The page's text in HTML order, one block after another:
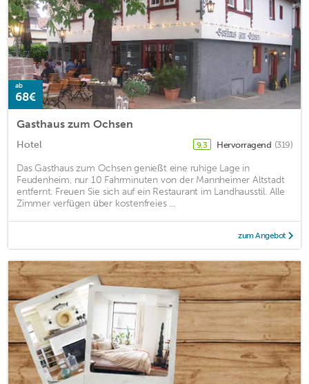
ab
68€
Gasthaus zum Ochsen
Hotel 9,3 Hervorragend (319)
Das Gasthaus zum Ochsen genießt eine ruhige Lage in
Feudenheim, nur 10 Fahrminuten von der Mannheimer Altstadt
entfernt. Freuen Sie sich auf ein Restaurant im Landhausstil. Alle
Zimmer verfügen über kostenfreies ...
zum Angebot